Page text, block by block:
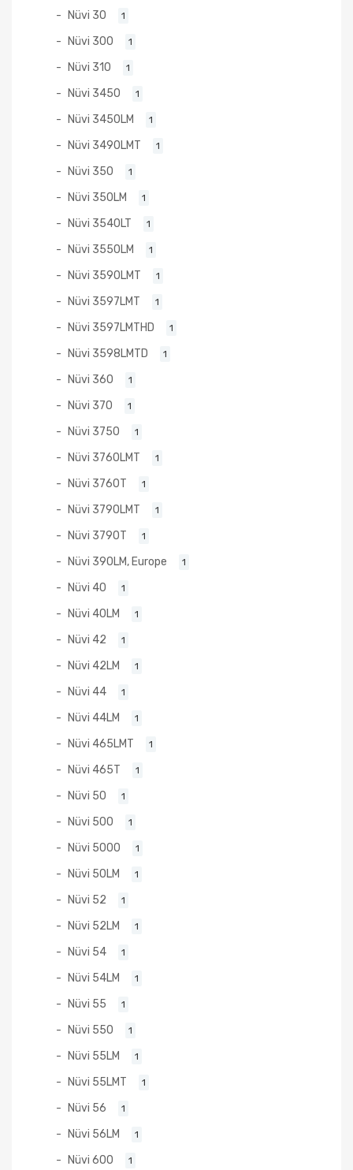
Nüvi 30 1
Nüvi 300 1
Nüvi 310 1
Nüvi 3450 1
Nüvi 3450LM 1
Nüvi 3490LMT 1
Nüvi 350 1
Nüvi 350LM 1
Nüvi 3540LT 1
Nüvi 3550LM 1
Nüvi 3590LMT 1
Nüvi 3597LMT 1
Nüvi 3597LMTHD 1
Nüvi 3598LMTD 1
Nüvi 360 1
Nüvi 370 1
Nüvi 3750 1
Nüvi 3760LMT 1
Nüvi 3760T 1
Nüvi 3790LMT 1
Nüvi 3790T 1
Nüvi 390LM, Europe 1
Nüvi 40 1
Nüvi 40LM 1
Nüvi 42 1
Nüvi 42LM 1
Nüvi 44 1
Nüvi 44LM 1
Nüvi 465LMT 1
Nüvi 465T 1
Nüvi 50 1
Nüvi 500 1
Nüvi 5000 1
Nüvi 50LM 1
Nüvi 52 1
Nüvi 52LM 1
Nüvi 54 1
Nüvi 54LM 1
Nüvi 55 1
Nüvi 550 1
Nüvi 55LM 1
Nüvi 55LMT 1
Nüvi 56 1
Nüvi 56LM 1
Nüvi 600 1